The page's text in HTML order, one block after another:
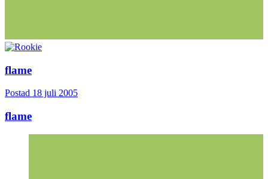
flame
Postad 18 juli 2005
flame